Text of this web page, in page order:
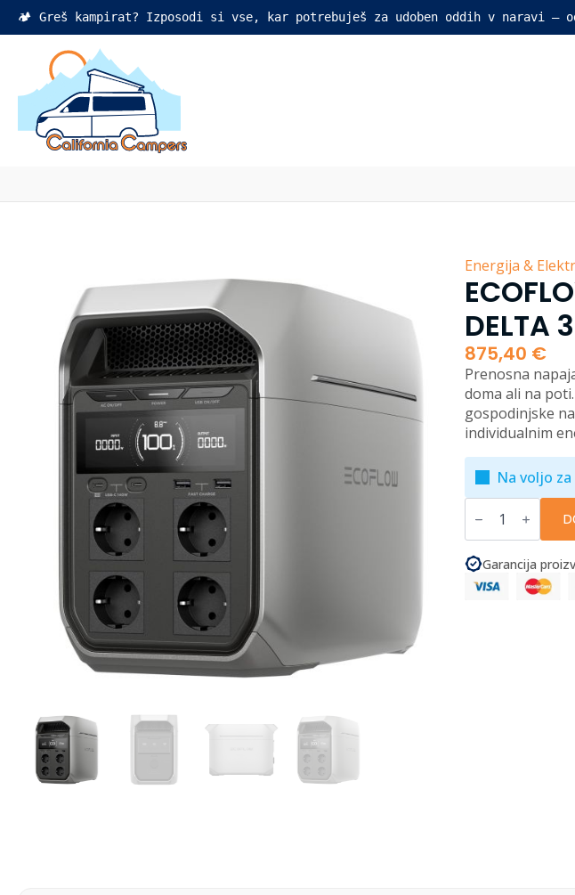
🏕️ Greš kampirat? Izposodi si vse, kar potrebuješ za udoben oddih v
Energija &
DELTA
875,40 €
Prenosna
doma ali na
gospodinjske
individualnim
Na voljo
EcoFlow
napajalna
postaja
DELTA
Garancija